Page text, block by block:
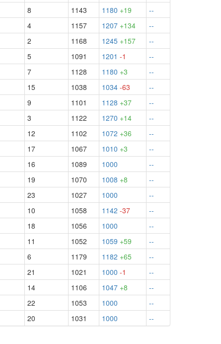
8 1143 1180 +19
--
4 1157 1207 +134
--
2 1168 1245 +157
--
5 1091 1201 -1
--
7 1128 1180 +3
--
15 1038 1034 -63
--
9 1101 1128 +37
--
3 1122 1270 +14
--
12 1102 1072 +36
--
17 1067 1010 +3
--
16 1089 1000
--
19 1070 1008 +8
--
23 1027 1000
--
10 1058 1142 -37
--
18 1056 1000
--
11 1052 1059 +59
--
6 1179 1182 +65
--
21 1021 1000 -1
--
14 1106 1047 +8
--
22 1053 1000
--
20 1031 1000 --